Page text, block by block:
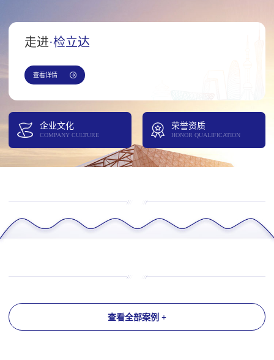
走进·检立达
查看详情
企业文化
COMPANY CULTURE
荣誉资质
HONOR QUALIFICATION
查看全部案例 +